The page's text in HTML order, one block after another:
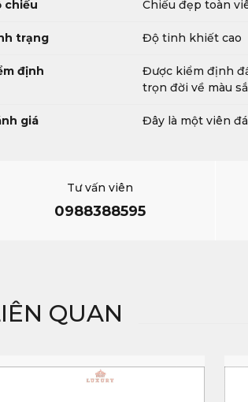
chiếu Chiếu đẹp toàn
trạng Độ tinh khiết cao
định
Được kiểm định
trọn đời về màu
giá Đây là một viên
Tư vấn viên
0988388595
QUAN